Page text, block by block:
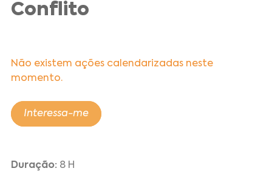
Conflito
Não existem ações calendarizadas neste
momento.
Interessa-me
Duração: 8 H